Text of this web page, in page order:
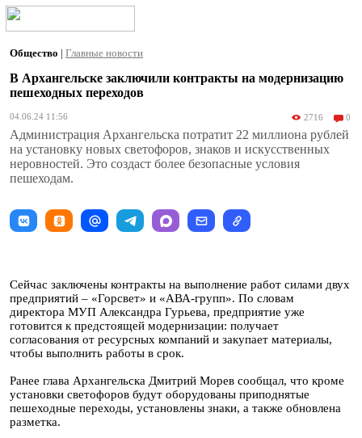
Общество | Главные новости
В Архангельске заключили контракты на модернизацию
пешеходных переходов
04.06.24 11:56 2716 0
Администрация Архангельска потратит 22 миллиона рублей
на установку новых светофоров, знаков и искусственных
неровностей. Это создаст более безопасные условия
пешеходам.
Сейчас заключены контракты на выполнение работ силами двух
предприятий – «Горсвет» и «АВА-групп». По словам
директора МУП Александра Гурьева, предприятие уже
готовится к предстоящей модернизации: получает
согласования от ресурсных компаний и закупает материалы,
чтобы выполнить работы в срок.
Ранее глава Архангельска Дмитрий Морев сообщал, что кроме
установки светофоров будут оборудованы приподнятые
пешеходные переходы, установлены знаки, а также обновлена
разметка.